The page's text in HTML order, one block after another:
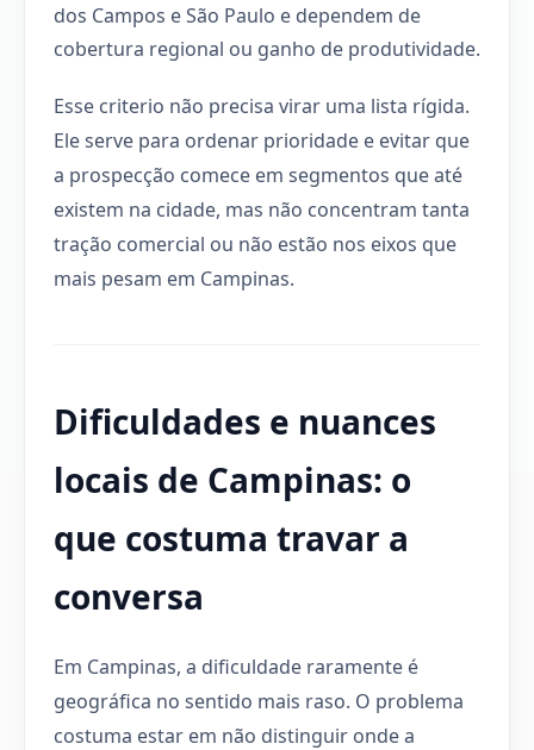
dos Campos e São Paulo e dependem de
cobertura regional ou ganho de produtividade.
Esse criterio não precisa virar uma lista rígida.
Ele serve para ordenar prioridade e evitar que
a prospecção comece em segmentos que até
existem na cidade, mas não concentram tanta
tração comercial ou não estão nos eixos que
mais pesam em Campinas.
Dificuldades e nuances
locais de Campinas: o
que costuma travar a
conversa
Em Campinas, a dificuldade raramente é
geográfica no sentido mais raso. O problema
costuma estar em não distinguir onde a